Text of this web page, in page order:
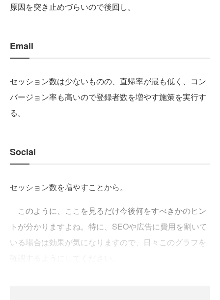
原因を突き止めづらいので後回し。
Email
セッション数は少ないものの、直帰率が最も低く、コン
バージョン率も高いので登録者数を増やす施策を実行す
る。
Social
セッション数を増やすことから。
このように、ここを見るだけ今後何をすべきかのヒン
トが分かりますよね。特に、SEOや広告に費用を割いて
いる場合は効果が気になりますので、日々このグラフを